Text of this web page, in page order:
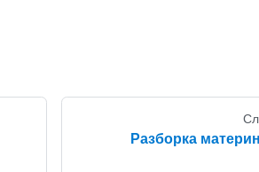
Разборка